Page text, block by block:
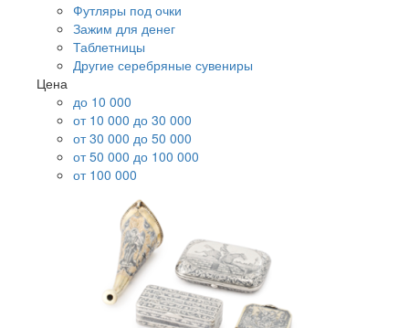
Футляры под очки
Зажим для денег
Таблетницы
Другие серебряные сувениры
Цена
до 10 000
от 10 000 до 30 000
от 30 000 до 50 000
от 50 000 до 100 000
от 100 000